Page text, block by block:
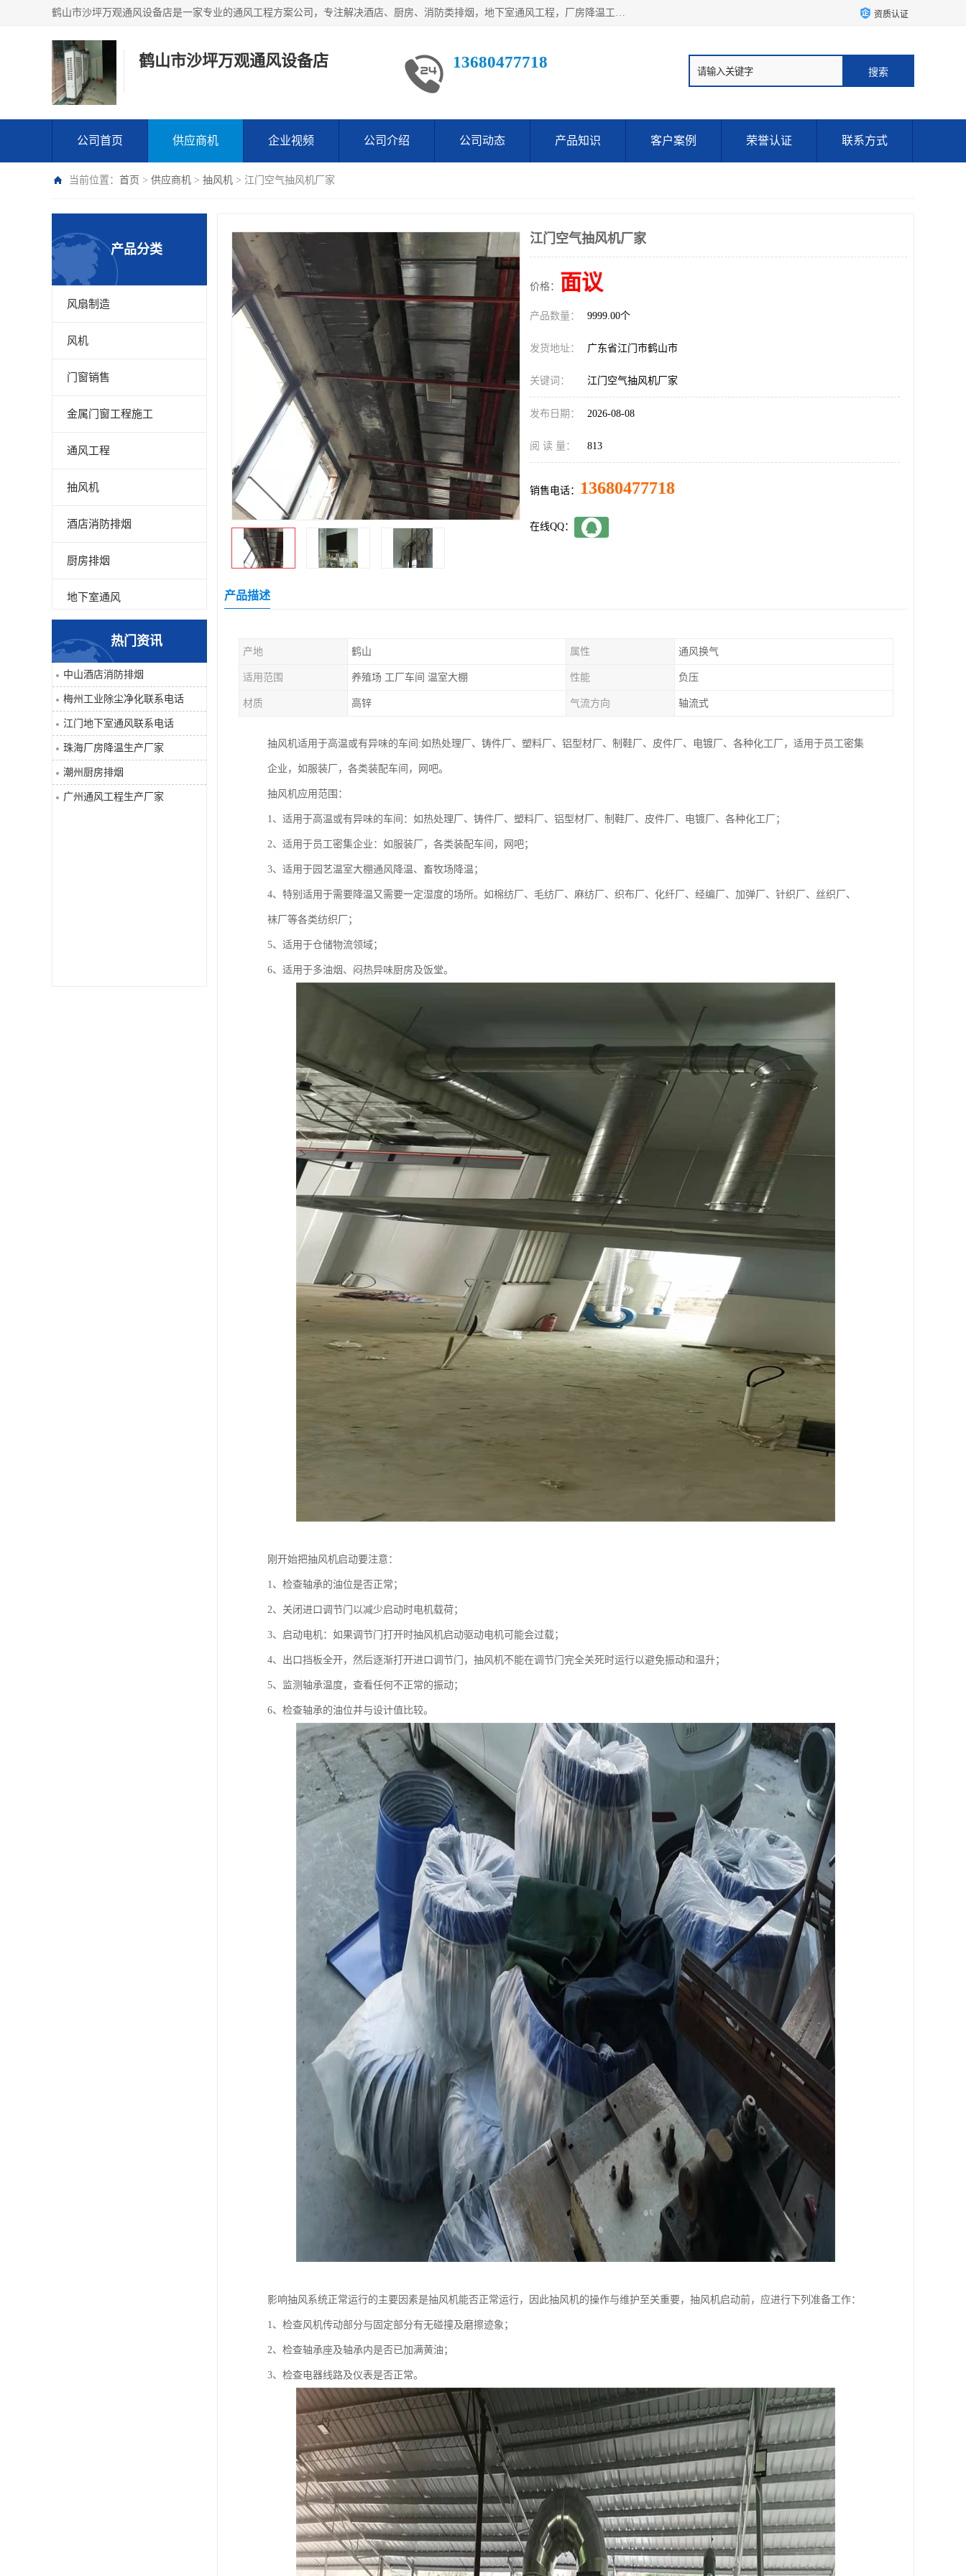
鹤山市沙坪万观通风设备店是一家专业的通风工程方案公司，专注解决酒店、厨房、消防类排烟，地下室通风工程，厂房降温工程，工业除尘净化工程及各类环保通风工程。 资质认证
鹤山市沙坪万观通风设备店 13680477718
公司首页 供应商机 企业视频 公司介绍 公司动态 产品知识 客户案例 荣誉认证 联系方式
当前位置： 首页 > 供应商机 > 抽风机 > 江门空气抽风机厂家
产品分类
风扇制造
风机
门窗销售
金属门窗工程施工
通风工程
抽风机
酒店消防排烟
厨房排烟
地下室通风
工业除尘净化
热门资讯
中山酒店消防排烟
梅州工业除尘净化联系电话
江门地下室通风联系电话
珠海厂房降温生产厂家
潮州厨房排烟
广州通风工程生产厂家
江门空气抽风机厂家
价格： 面议
产品数量： 9999.00个
发货地址： 广东省江门市鹤山市
关键词： 江门空气抽风机厂家
发布日期： 2026-08-08
阅 读 量： 813
销售电话： 13680477718
在线QQ：
产品描述
产地 鹤山 属性 通风换气
适用范围 养殖场 工厂车间 温室大棚 性能 负压
材质 高锌 气流方向 轴流式
抽风机适用于高温或有异味的车间:如热处理厂、铸件厂、塑料厂、铝型材厂、制鞋厂、皮件厂、电镀厂、各种化工厂，适用于员工密集
企业，如服装厂，各类装配车间，网吧。
抽风机应用范围：
1、适用于高温或有异味的车间：如热处理厂、铸件厂、塑料厂、铝型材厂、制鞋厂、皮件厂、电镀厂、各种化工厂；
2、适用于员工密集企业：如服装厂，各类装配车间，网吧；
3、适用于园艺温室大棚通风降温、畜牧场降温；
4、特别适用于需要降温又需要一定湿度的场所。如棉纺厂、毛纺厂、麻纺厂、织布厂、化纤厂、经编厂、加弹厂、针织厂、丝织厂、
袜厂等各类纺织厂；
5、适用于仓储物流领域；
6、适用于多油烟、闷热异味厨房及饭堂。
刚开始把抽风机启动要注意：
1、检查轴承的油位是否正常；
2、关闭进口调节门以减少启动时电机载荷；
3、启动电机：如果调节门打开时抽风机启动驱动电机可能会过载；
4、出口挡板全开，然后逐渐打开进口调节门，抽风机不能在调节门完全关死时运行以避免振动和温升；
5、监测轴承温度，查看任何不正常的振动；
6、检查轴承的油位并与设计值比较。
影响抽风系统正常运行的主要因素是抽风机能否正常运行，因此抽风机的操作与维护至关重要，抽风机启动前，应进行下列准备工作：
1、检查风机传动部分与固定部分有无碰撞及磨擦迹象；
2、检查轴承座及轴承内是否已加满黄油；
3、检查电器线路及仪表是否正常。